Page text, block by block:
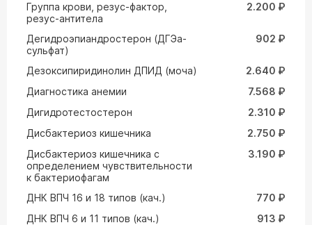
Группа крови, резус-фактор,
резус-антитела
2.200 ₽
Дегидроэпиандростерон (ДГЭа-
сульфат)
902 ₽
Дезоксипиридинолин ДПИД (моча)
2.640 ₽
Диагностика анемии
7.568 ₽
Дигидротестостерон
2.310 ₽
Дисбактериоз кишечника
2.750 ₽
Дисбактериоз кишечника с
определением чувствительности
к бактериофагам
3.190 ₽
ДНК ВПЧ 16 и 18 типов (кач.)
770 ₽
ДНК ВПЧ 6 и 11 типов (кач.)
913 ₽